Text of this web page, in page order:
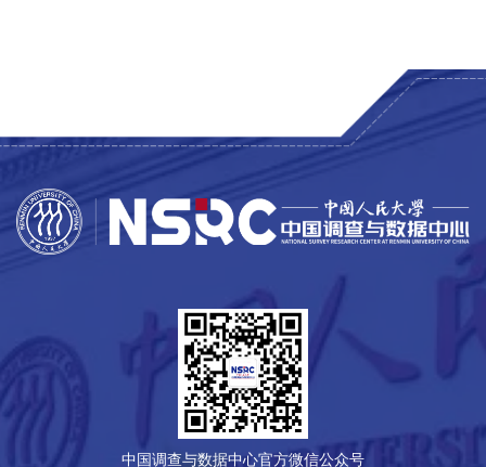
中国调查与数据中心官方微信公众号